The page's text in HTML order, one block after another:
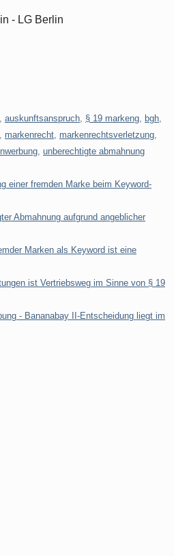
- LG Berlin
auskunftsanspruch § 19 markeng bgh
markenrecht markenrechtsverletzung
unberechtigte abmahnung
einer fremden Marke beim Keyword-
Abmahnung aufgrund angeblicher
Marken als Keyword ist eine
ist Vertriebsweg im Sinne von § 19
- Bananabay II-Entscheidung liegt im